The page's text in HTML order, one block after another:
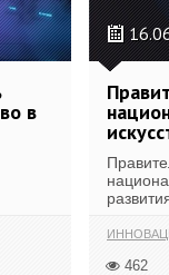
в
462